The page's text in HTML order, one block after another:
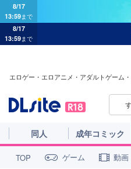
8/17
13:59まで
8/17
13:59まで
エロゲー・エロアニメ・アダルトゲーム
同人 成年コミック
TOP ゲーム 動画